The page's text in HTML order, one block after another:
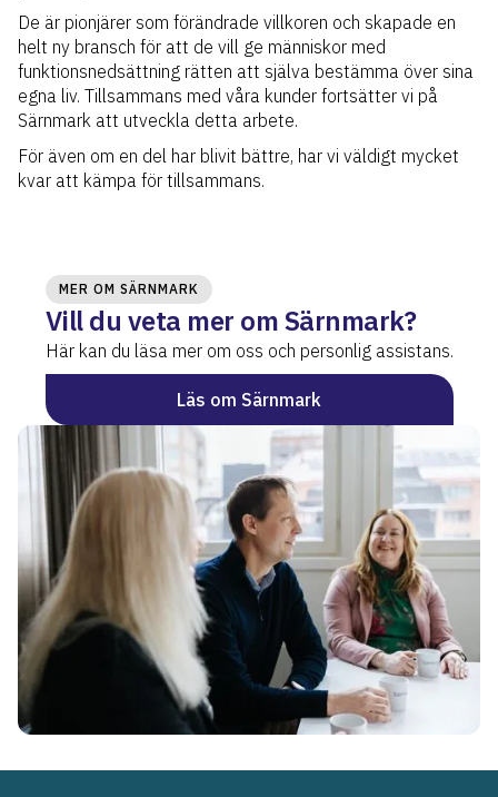
De är pionjärer som förändrade villkoren och skapade en
helt ny bransch för att de vill ge människor med
funktionsnedsättning rätten att själva bestämma över sina
egna liv. Tillsammans med våra kunder fortsätter vi på
Särnmark att utveckla detta arbete.
För även om en del har blivit bättre, har vi väldigt mycket
kvar att kämpa för tillsammans.
MER OM SÄRNMARK
Vill du veta mer om Särnmark?
Här kan du läsa mer om oss och personlig assistans.
Läs om Särnmark